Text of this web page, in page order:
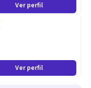
Ver perfil
Ver perfil